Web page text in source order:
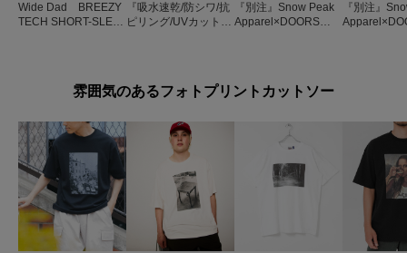
Wide Dad BREEZY
TECH SHORT-SLEE
『吸水速乾/防シワ/抗
ピリング/UVカット/
『別注』Snow Peak
Apparel×DOORS
『別注』
雰囲気のあるフォトプリントカットソー